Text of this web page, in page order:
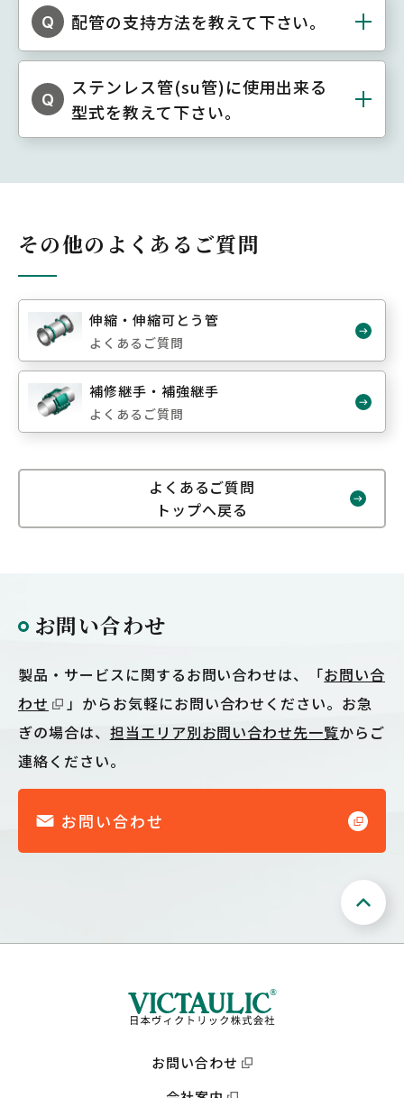
Q 配管の支持方法を教えて下さい。
Q
ステンレス管(su管)に使用出来る
型式を教えて下さい。
その他のよくあるご質問
伸縮・伸縮可とう管
よくあるご質問
補修継手・補強継手
よくあるご質問
よくあるご質問
トップへ戻る
お問い合わせ
製品・サービスに関するお問い合わせは、「お問い合
わせ
」からお気軽にお問い合わせください。お急
ぎの場合は、 担当エリア別お問い合わせ先一覧からご
連絡ください。
お問い合わせ
お問い合わせ